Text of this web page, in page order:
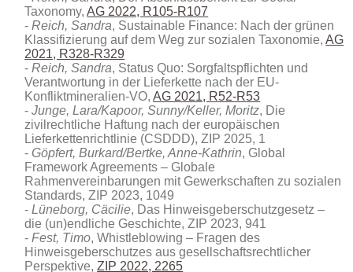
Taxonomy,AG 2022, R105-R107
Reich, Sandra, Sustainable Finance: Nach der grünen
Klassifizierung auf dem Weg zur sozialen Taxonomie,AG
2021, R328-R329
Reich, Sandra, Status Quo: Sorgfaltspflichten und
Verantwortung in der Lieferkette nach der EU-
Konfliktmineralien-VO,AG 2021, R52-R53
Junge, Lara/Kapoor, Sunny/Keller, Moritz, Die
zivilrechtliche Haftung nach der europäischen
Lieferkettenrichtlinie (CSDDD), ZIP 2025, 1
Göpfert, Burkard/Bertke, Anne-Kathrin, Global
Framework Agreements – Globale
Rahmenvereinbarungen mit Gewerkschaften zu sozialen
Standards, ZIP 2023, 1049
Lüneborg, Cäcilie, Das Hinweisgeberschutzgesetz –
die (un)endliche Geschichte, ZIP 2023, 941
Fest, Timo, Whistleblowing – Fragen des
Hinweisgeberschutzes aus gesellschaftsrechtlicher
Perspektive,ZIP 2022, 2265